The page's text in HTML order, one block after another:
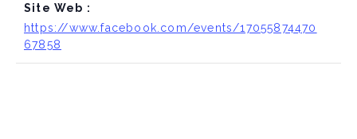
Site Web :
https://www.facebook.com/events/17055874470
67858